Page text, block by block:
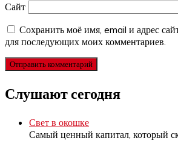
Сайт
Сохранить моё имя, email и адрес
для последующих моих комментариев.
Слушают сегодня
Свет в окошке
Самый ценный капитал, который